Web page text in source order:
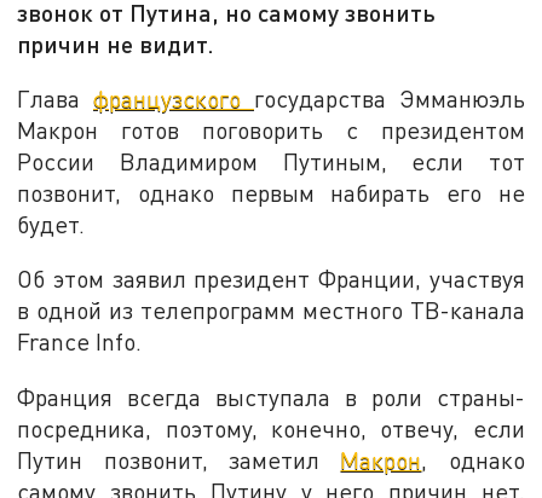
звонок от Путина, но самому звонить
причин не видит.
Главафранцузского государства Эмманюэль
Макрон готов поговорить с президентом
России Владимиром Путиным, если тот
позвонит, однако первым набирать его не
будет.
Об этом заявил президент Франции, участвуя
в одной из телепрограмм местного ТВ-канала
France Info.
Франция всегда выступала в роли страны-
посредника, поэтому, конечно, отвечу, если
Путин позвонит, заметил Макрон, однако
самому звонить Путину у него причин нет,